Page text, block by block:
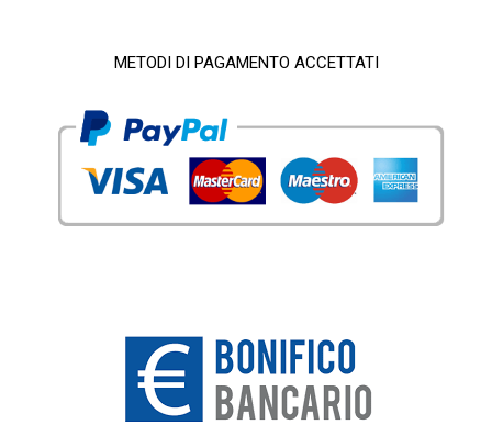
METODI DI PAGAMENTO ACCETTATI